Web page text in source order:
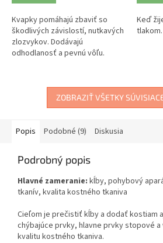
Kvapky pomáhajú zbaviť so
škodlivých závislostí, nutkavých
zlozvykov. Dodávajú
odhodlanosť a pevnú vôľu.
Keď
tlakom.
ZOBRAZIŤ VŠETKY
Popis Podobné (9) Diskusia
Podrobný popis
Hlavné zameranie: kĺby, pohybový
tkanív, kvalita kostného tkaniva
Cieľom je prečistiť kĺby a dodať kostiam
chýbajúce prvky, hlavne prvky stopové
kvalitu kostného tkaniva.